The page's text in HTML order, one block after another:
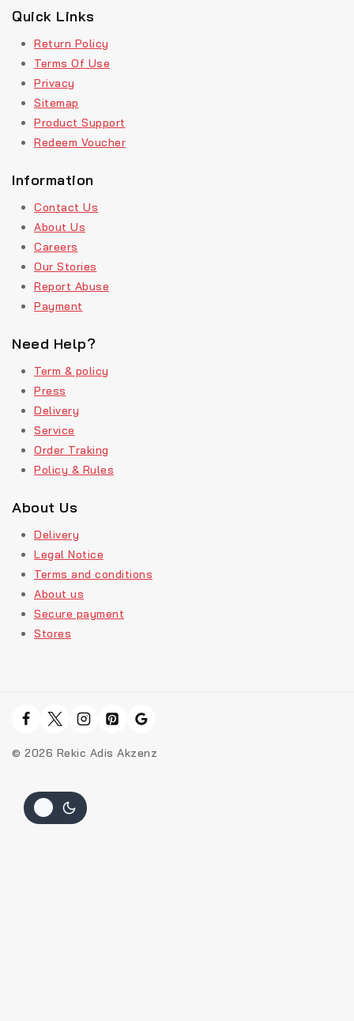
Quick Links
Return Policy
Terms Of Use
Privacy
Sitemap
Product Support
Redeem Voucher
Information
Contact Us
About Us
Careers
Our Stories
Report Abuse
Payment
Need Help?
Term & policy
Press
Delivery
Service
Order Traking
Policy & Rules
About Us
Delivery
Legal Notice
Terms and conditions
About us
Secure payment
Stores
© 2026 Rekic Adis Akzenz